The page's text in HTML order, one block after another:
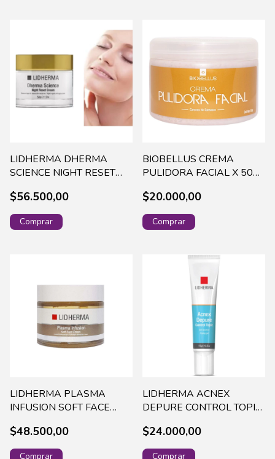
LIDHERMA DHERMA
SCIENCE NIGHT RESET
0006
$56.500,00
BIOBELLUS CREMA
PULIDORA FACIAL X 500
$20.000,00
LIDHERMA PLASMA
INFUSION SOFT FACE
0007
$48.500,00
LIDHERMA ACNEX
DEPURE CONTROL TOPIC
$24.000,00